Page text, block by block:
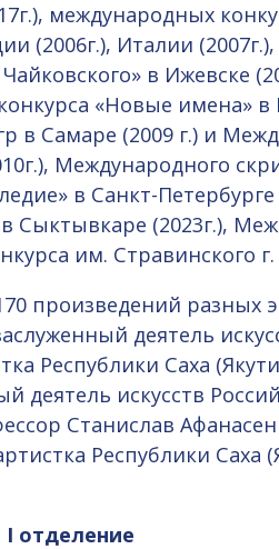
международных
(2006г.), Италии
в Ижевске
«Новые имена» в
в Самаре (2009 г.) и
Международного
в Санкт-Петербурге
Сыктывкаре (2023г.),
им. Стравинского г.
произведений разных
деятель
Республики Саха
деятель искусств
Станислав
Республики Саха
I отделение